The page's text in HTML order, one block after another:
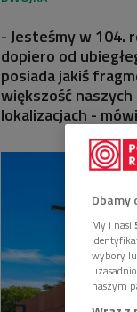
- Jesteśmy w 104.
dopiero od
posiada jakiś
większość
lokalizacjach -
Dbamy
My i nasi
wybory
naszym